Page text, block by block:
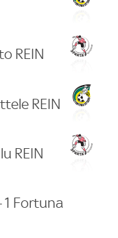
REIN
REIN
REIN
1 Fortuna